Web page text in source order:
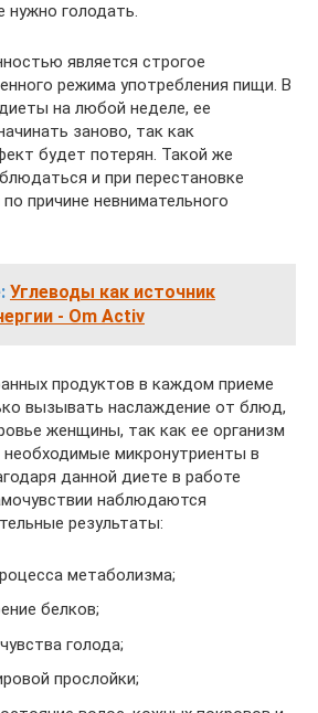
нужно голодать.
является строгое
режима употребления пищи. В
на любой неделе, ее
заново, так как
будет потерян. Такой же
и при перестановке
причине невнимательного
Углеводы как источник
- Om Activ
продуктов в каждом приеме
вызывать наслаждение от блюд,
женщины, так как ее организм
необходимые микронутриенты в
данной диете в работе
наблюдаются
результаты:
метаболизма;
белков;
голода;
прослойки;